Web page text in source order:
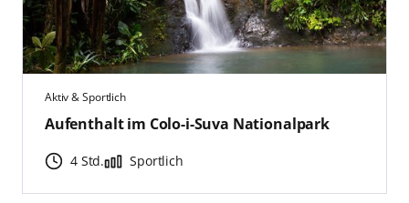
Aktiv & Sportlich
Aufenthalt im Colo-i-Suva Nationalpark
4 Std. Sportlich